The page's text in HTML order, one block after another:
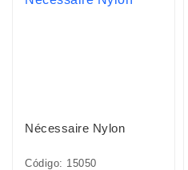
Nécessaire Nylon
Código: 15050